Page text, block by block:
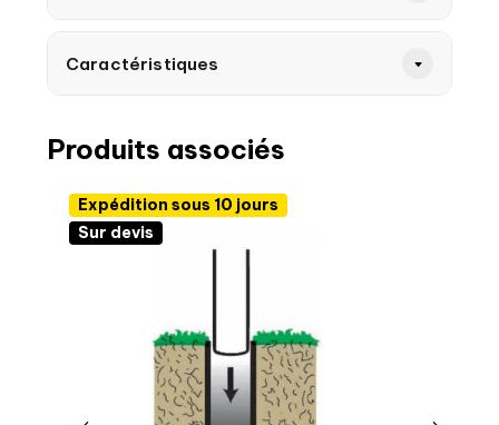
Caractéristiques
Produits associés
Expédition sous 10 jours
Sur devis